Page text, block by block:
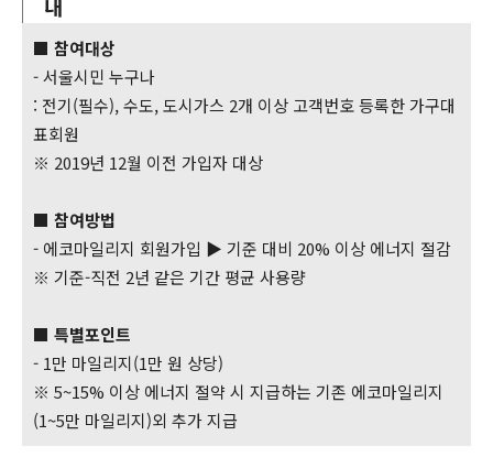
내
■ 참여대상
- 서울시민 누구나
: 전기(필수), 수도, 도시가스 2개 이상 고객번호 등록한 가구대
표회원
※ 2019년 12월 이전 가입자 대상
■ 참여방법
- 에코마일리지 회원가입 ▶ 기준 대비 20% 이상 에너지 절감
※ 기준-직전 2년 같은 기간 평균 사용량
■ 특별포인트
- 1만 마일리지(1만 원 상당)
※ 5~15% 이상 에너지 절약 시 지급하는 기존 에코마일리지
(1~5만 마일리지)외 추가 지급